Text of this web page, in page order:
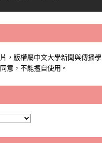
，版權屬中文大學新聞與傳播學
意，不能擅自使用。